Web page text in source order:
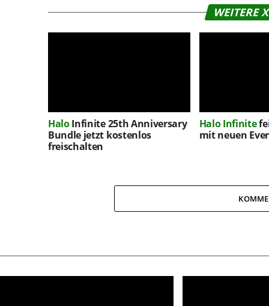
WEITERE
HaloInfinite 25th Anniversary
Bundle jetzt kostenlos
freischalten
Halo Infinite
mit neuen